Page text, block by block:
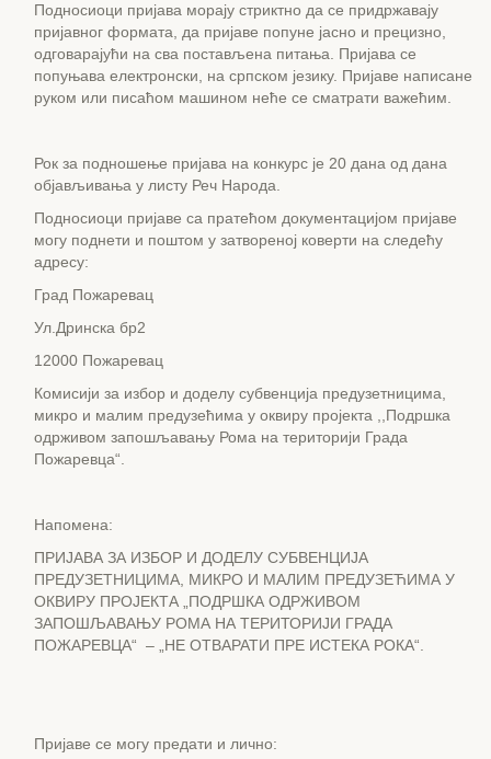
Подносиоци пријава морају стриктно да се придржавају
пријавног формата, да пријаве попуне јасно и прецизно,
одговарајући на сва постављена питања. Пријава се
попуњава електронски, на српском језику. Пријаве написане
руком или писаћом машином неће се сматрати важећим.
Рок за подношење пријава на конкурс је 20 дана од дана
објављивања у листу Реч Народа.
Подносиоци пријаве са пратећом документацијом пријаве
могу поднети и поштом у затвореној коверти на следећу
адресу:
Град Пожаревац
Ул.Дринска бр2
12000 Пожаревац
Комисији за избор и доделу субвенција предузетницима,
микро и малим предузећима у оквиру пројекта ,,Подршка
одрживом запошљавању Рома на територији Града
Пожаревца“.
Напомена:
ПРИЈАВА ЗА ИЗБОР И ДОДЕЛУ СУБВЕНЦИЈА
ПРЕДУЗЕТНИЦИМА, МИКРО И МАЛИМ ПРЕДУЗЕЋИМА У
ОКВИРУ ПРОЈЕКТА „ПОДРШКА ОДРЖИВОМ
ЗАПОШЉАВАЊУ РОМА НА ТЕРИТОРИЈИ ГРАДА
ПОЖАРЕВЦА“ – „НЕ ОТВАРАТИ ПРЕ ИСТЕКА РОКА“.
Пријаве се могу предати и лично: